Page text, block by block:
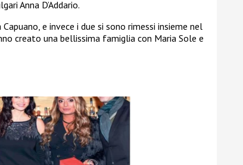
Anna D’Addario.
e invece i due si sono rimessi insieme nel
creato una bellissima famiglia con Maria Sole e